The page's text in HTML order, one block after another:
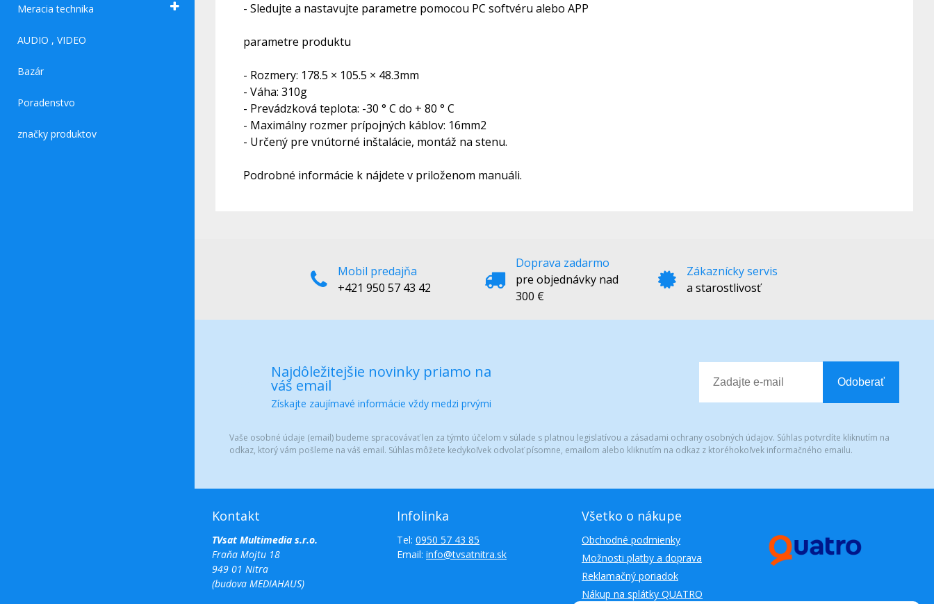
Meracia technika
AUDIO , VIDEO
Bazár
Poradenstvo
značky produktov
- Sledujte a nastavujte parametre pomocou PC softvéru alebo APP
parametre produktu
- Rozmery: 178.5 × 105.5 × 48.3mm
- Váha: 310g
- Prevádzková teplota: -30 ° C do + 80 ° C
- Maximálny rozmer prípojných káblov: 16mm2
- Určený pre vnútorné inštalácie, montáž na stenu.
Podrobné informácie k nájdete v priloženom manuáli.
Mobil predajňa
+421 950 57 43 42
Doprava zadarmo
pre objednávky nad
300 €
Zákaznícky servis
a starostlivosť
Najdôležitejšie novinky priamo na
váš email
Získajte zaujímavé informácie vždy medzi prvými
Odoberať
Vaše osobné údaje (email) budeme spracovávať len za týmto účelom v súlade s platnou legislatívou a zásadami ochrany osobných údajov. Súhlas potvrdíte kliknutím na
odkaz, ktorý vám pošleme na váš email. Súhlas môžete kedykoľvek odvolať písomne, emailom alebo kliknutím na odkaz z ktoréhokoľvek informačného emailu.
Kontakt
TVsat Multimedia s.r.o.
Fraňa Mojtu 18
949 01 Nitra
(budova MEDIAHAUS)
Infolinka
Tel: 0950 57 43 85
Email: info@tvsatnitra.sk
Všetko o nákupe
Obchodné podmienky
Možnosti platby a doprava
Reklamačný poriadok
Nákup na splátky QUATRO